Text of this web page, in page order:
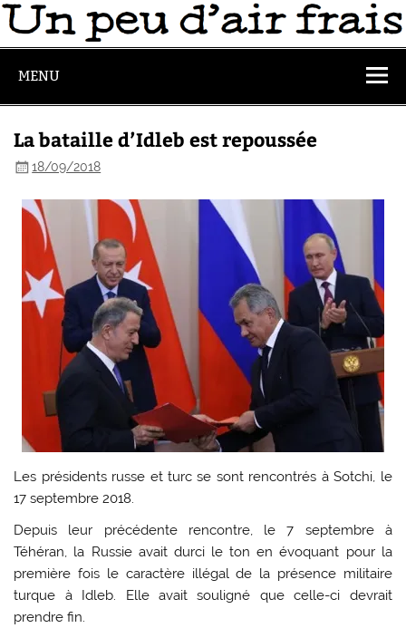
MENU
La bataille d’Idleb est repoussée
18/09/2018
Les présidents russe et turc se sont rencontrés à Sotchi, le
17 septembre 2018.
Depuis leur précédente rencontre, le 7 septembre à
Téhéran, la Russie avait durci le ton en évoquant pour la
première fois le caractère illégal de la présence militaire
turque à Idleb. Elle avait souligné que celle-ci devrait
prendre fin.